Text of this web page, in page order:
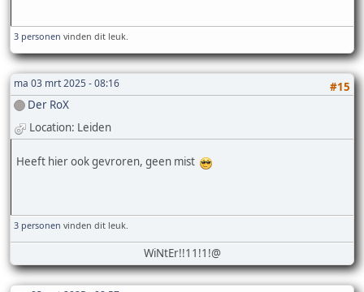
3 personen vinden dit leuk.
ma 03 mrt 2025 - 08:16
#15
Der RoX
Location: Leiden
Heeft hier ook gevroren, geen mist
3 personen vinden dit leuk.
WiNtEr!!11!1!@